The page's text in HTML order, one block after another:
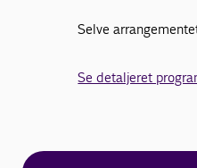
Selve
Se detaljeret